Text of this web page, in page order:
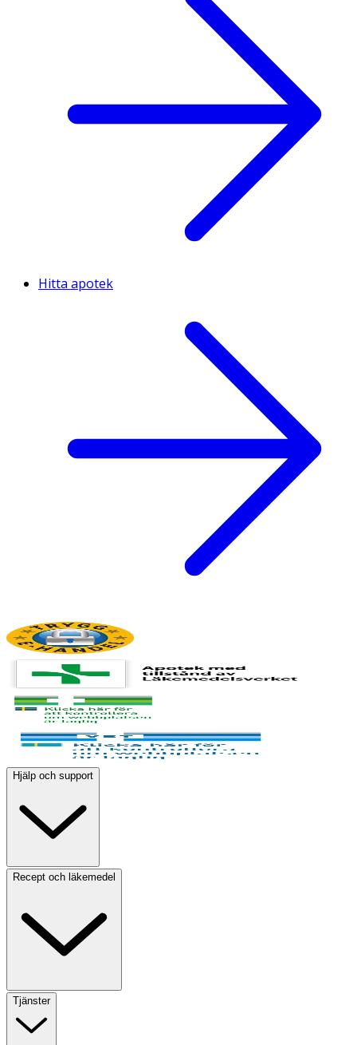
Hitta apotek
Hjälp och support
Recept och läkemedel
Tjänster